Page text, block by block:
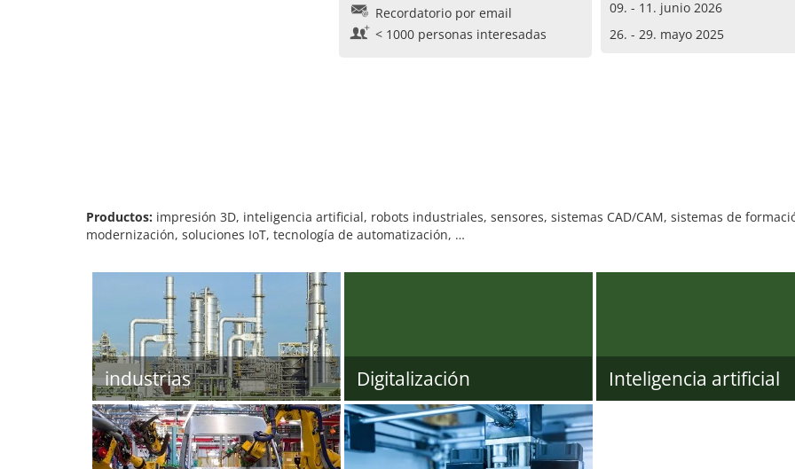
Recordatorio por email
< 1000 personas interesadas
09. - 11. junio 2026
26. - 29. mayo 2025
Productos: impresión 3D, inteligencia artificial, robots industriales, sensores, sistemas CAD/CAM, sistemas de
modernización, soluciones IoT, tecnología de automatización, …
industrias Digitalización Inteligencia artificial